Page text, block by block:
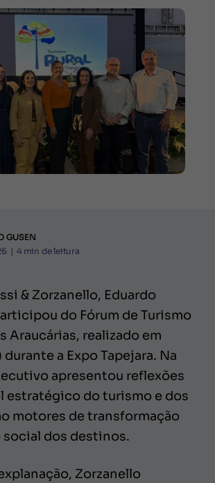
GUSEN
| 4 min de leitura
& Zorzanello, Eduardo
do Fórum de Turismo
Araucárias, realizado em
durante a Expo Tapejara. Na
apresentou reflexões
estratégico do turismo e dos
motores de transformação
social dos destinos.
Zorzanello